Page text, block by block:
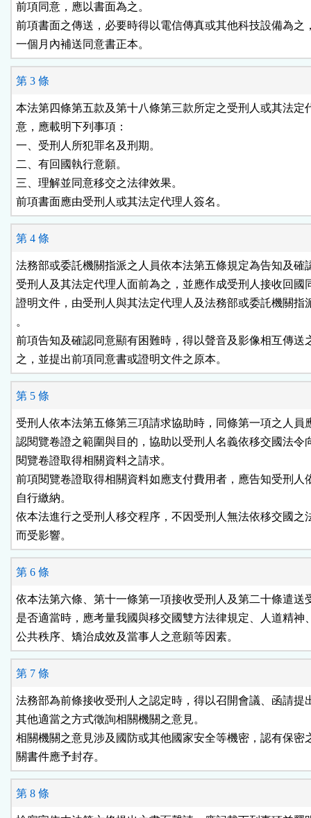
前項同意，應以書面為之。
前項書面之傳送，必要時得以電信傳真或其他科技設備為之
一個月內補送同意書正本。
第 3 條
本法第四條第五款及第十八條第三款所定之受刑人或其法定
意，應載明下列事項：
一、受刑人所犯罪名及刑期。
二、有回國執行意願。
三、理解並同意移交之法律效果。
前項書面應由受刑人或其法定代理人簽名。
第 4 條
法務部或委託機關指派之人員依本法第五條規定為告知及確
受刑人及其法定代理人面前為之，並應作成受刑人接收回國
證明文件，由受刑人與其法定代理人及法務部或委託機關指
。
前項告知及確認同意顯有困難時，得以聲音及影像相互傳送
之，並提出前項同意書或證明文件之原本。
第 5 條
受刑人依本法第五條第三項請求協助時，同條第一項之人員
認閱覽卷證之範圍與目的，協助以受刑人名義依移交國法令
閱覽卷證取得相關資料之請求。
前項閱覽卷證取得相關資料如應支付費用者，應告知受刑人
自行繳納。
依本法進行之受刑人移交程序，不因受刑人無法依移交國之
而受影響。
第 6 條
依本法第六條、第十一條第一項接收受刑人及第二十條遣送
是否適當時，應考量我國與移交國雙方法律規定、人道精神
公共秩序、矯治成效及當事人之意願等因素。
第 7 條
法務部為前條接收受刑人之認定時，得以召開會議、函請提
其他適當之方式徵詢相關機關之意見。
相關機關之意見涉及國防或其他國家安全等機密，認有保密
關書件應予封存。
第 8 條